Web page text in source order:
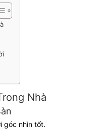
Nhà
góc nhìn tốt.